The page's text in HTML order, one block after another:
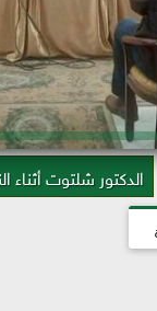
الدكتور شلتوت أثناء